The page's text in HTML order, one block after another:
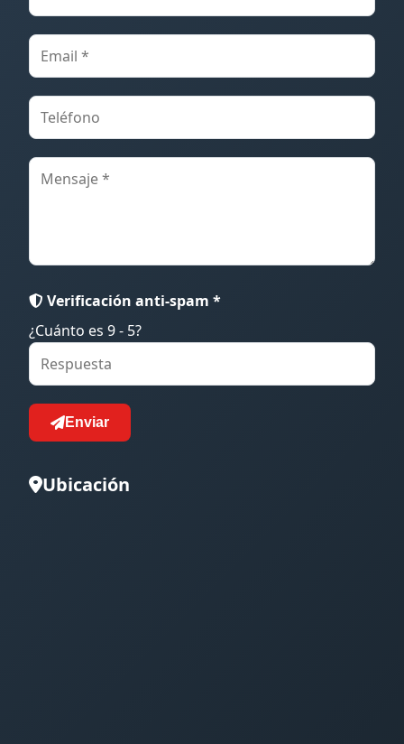
Verificación anti-spam *
¿Cuánto es 9 - 5?
Enviar
Ubicación